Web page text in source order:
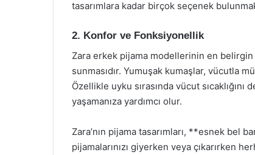
tasarımlara kadar birçok seçenek
2. Konfor ve Fonksiyonellik
Zara erkek pijama modellerinin en
sunmasıdır. Yumuşak kumaşlar, vücutla
Özellikle uyku sırasında vücut
yaşamanıza yardımcı olur.
Zara’nın pijama tasarımları, **esnek bel
pijamalarınızı giyerken veya çıkarırken